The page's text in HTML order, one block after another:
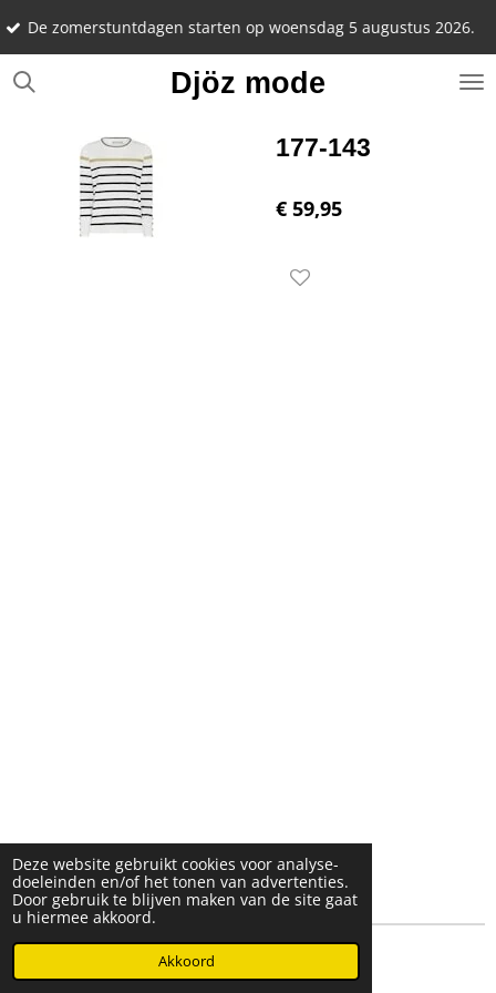
Deze website gebruikt cookies voor analyse-
doeleinden en/of het tonen van advertenties.
Door gebruik te blijven maken van de site gaat
u hiermee akkoord.
Akkoord
Ga
naar
de
Djöz mode
starten op woensdag 5 augustus 2026.
22
177-143
€ 59,95
© 2025- 2026 Djöz mode